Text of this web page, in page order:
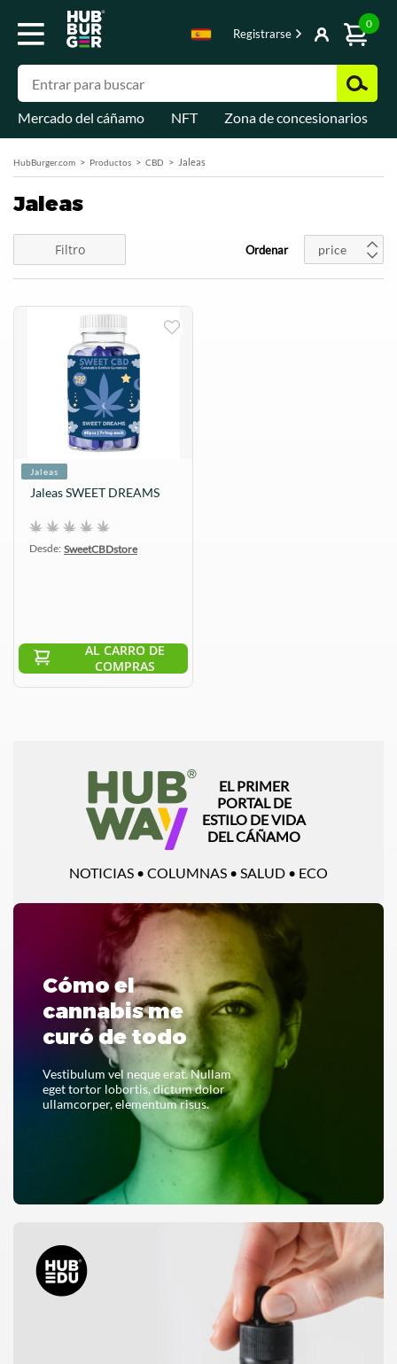
Registrarse
0
Mercado del cáñamo NFT Zona de concesionarios
HubBurger.com Productos CBD Jaleas
Jaleas
Filtro Ordenar price
Jaleas
Jaleas SWEET DREAMS
Desde: SweetCBDstore
AL CARRO DE
COMPRAS
EL PRIMER
PORTAL DE
ESTILO DE VIDA
DEL CÁÑAMO
NOTICIAS • COLUMNAS • SALUD • ECO
Cómo el
cannabis me
curó de todo
Vestibulum vel neque erat. Nullam
eget tortor lobortis, dictum dolor
ullamcorper, elementum risus.
LEER TODO